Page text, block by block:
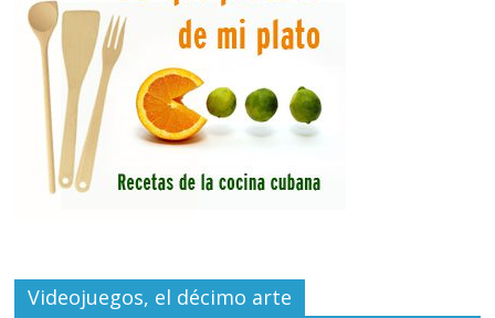
Videojuegos, el décimo arte